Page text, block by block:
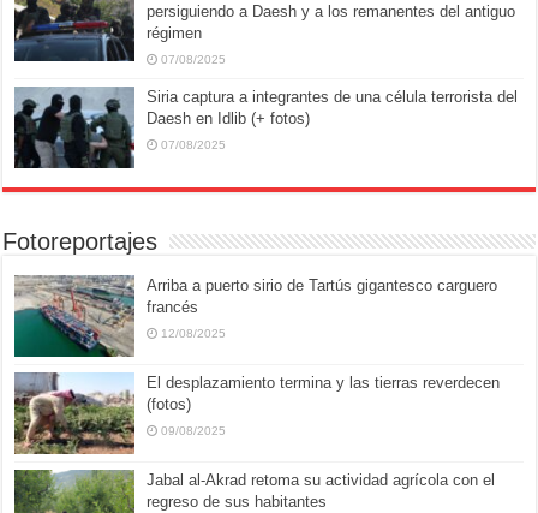
persiguiendo a Daesh y a los remanentes del antiguo
régimen
07/08/2025
Siria captura a integrantes de una célula terrorista del
Daesh en Idlib (+ fotos)
07/08/2025
Fotoreportajes
Arriba a puerto sirio de Tartús gigantesco carguero
francés
12/08/2025
El desplazamiento termina y las tierras reverdecen
(fotos)
09/08/2025
Jabal al-Akrad retoma su actividad agrícola con el
regreso de sus habitantes